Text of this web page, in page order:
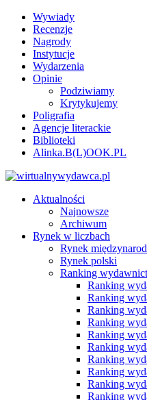
Wywiady
Recenzje
Nagrody
Instytucje
Wydarzenia
Opinie
Podziwiamy
Krytykujemy
Poligrafia
Agencje literackie
Biblioteki
Alinka.B(L)OOK.PL
Aktualności
Najnowsze
Archiwum
Rynek w liczbach
Rynek
Rynek polski
Ranking
Ranking
Ranking
Ranking
Ranking
Ranking
Ranking
Ranking
Ranking
Ranking
Ranking